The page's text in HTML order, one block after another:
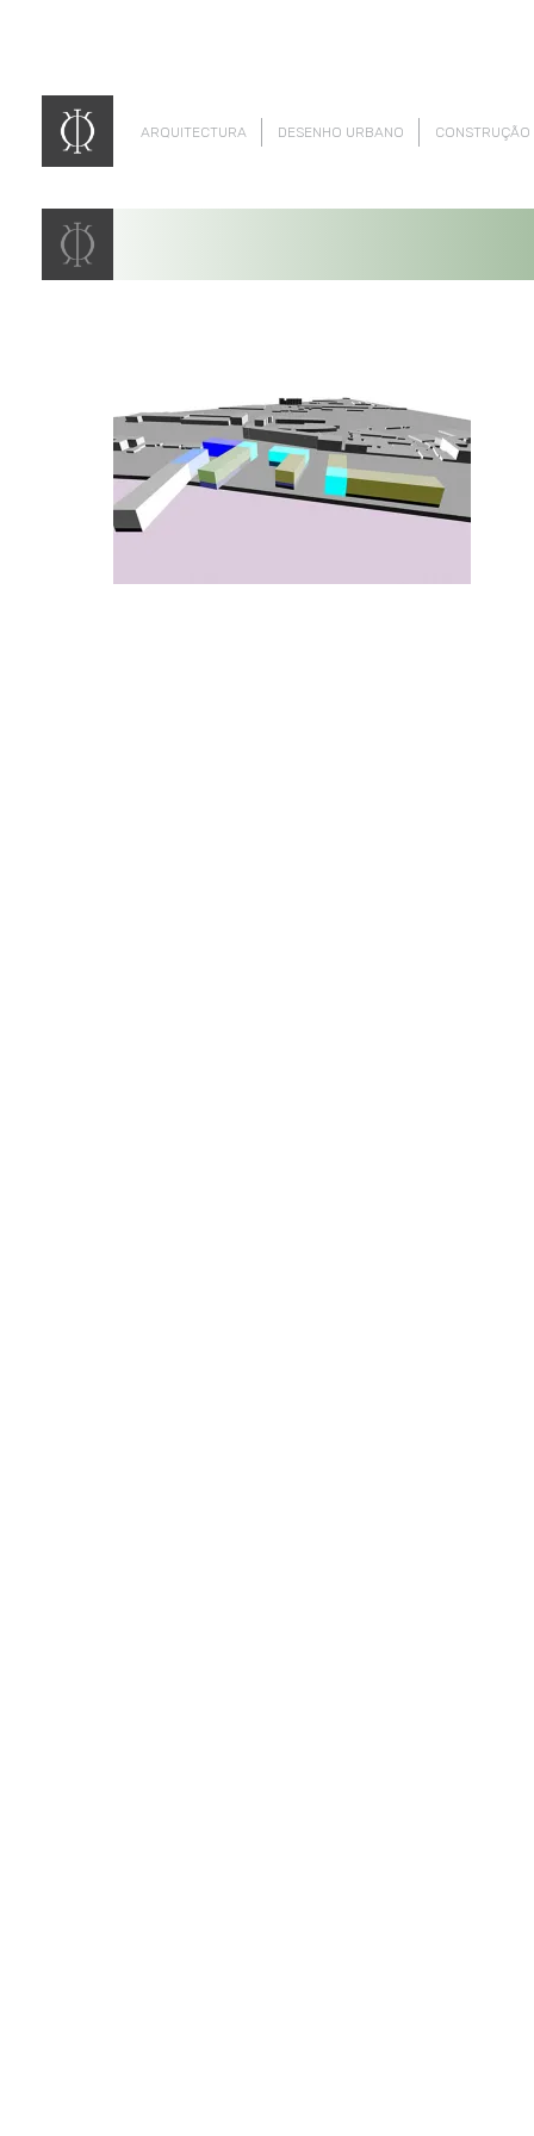
ARQUITECTURA DESENHO URBANO CONSTRUÇÃO